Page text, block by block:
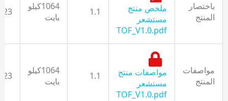
باختصار
المنتج
ملخص منتج
مستشعر
TOF_V1.0.pdf
1.1
1064كيلو
بايت
مواصفات
المنتج
مواصفات منتج
مستشعر
TOF_V1.0.pdf
1.1
1064كيلو
بايت